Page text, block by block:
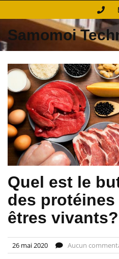
Samomoi
Quel est le
des
êtres vivants?
26 mai 2020 Aucun